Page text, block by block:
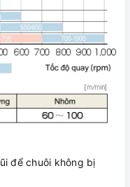
để chuôi không bị